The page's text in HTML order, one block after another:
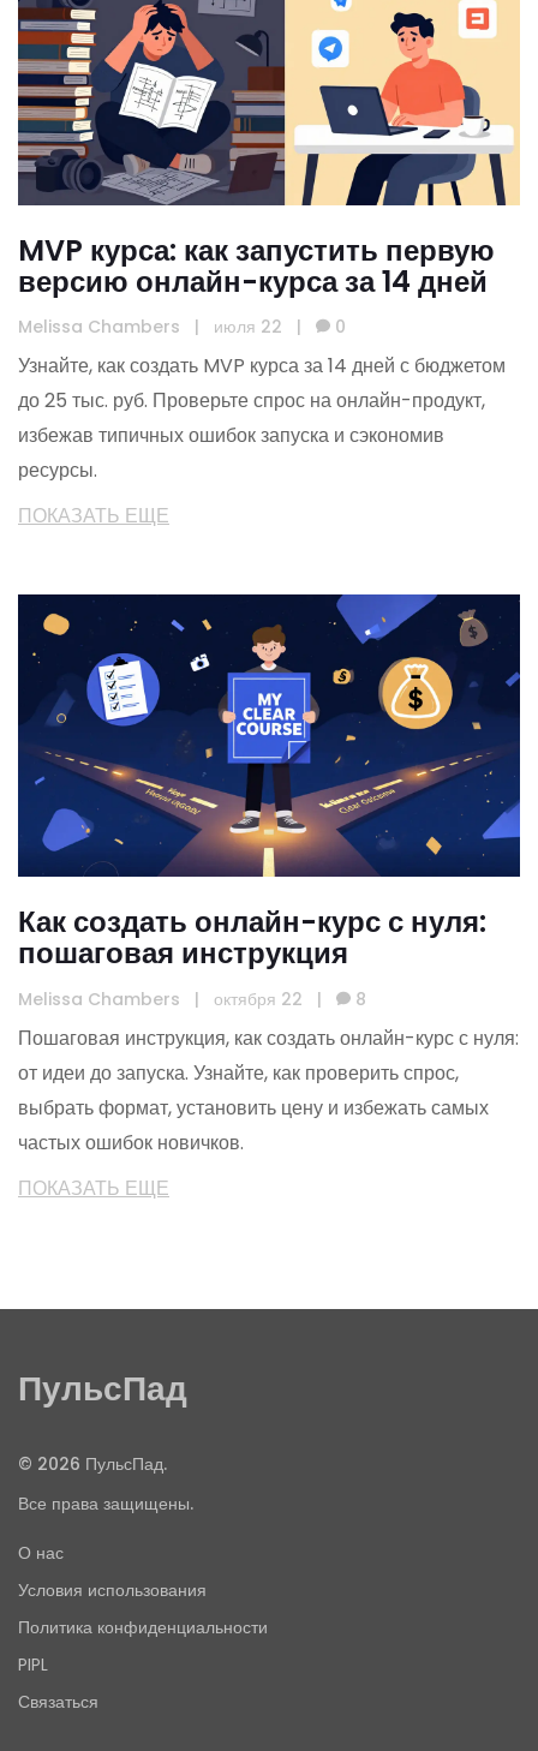
MVP курса: как запустить первую
версию онлайн-курса за 14 дней
Melissa Chambers | июля 22 | 0
Узнайте, как создать MVP курса за 14 дней с бюджетом
до 25 тыс. руб. Проверьте спрос на онлайн-продукт,
избежав типичных ошибок запуска и сэкономив
ресурсы.
ПОКАЗАТЬ ЕЩЕ
Как создать онлайн-курс с нуля:
пошаговая инструкция
Melissa Chambers | октября 22 | 8
Пошаговая инструкция, как создать онлайн-курс с нуля:
от идеи до запуска. Узнайте, как проверить спрос,
выбрать формат, установить цену и избежать самых
частых ошибок новичков.
ПОКАЗАТЬ ЕЩЕ
ПульсПад
© 2026 ПульсПад.
Все права защищены.
О нас
Условия использования
Политика конфиденциальности
PIPL
Связаться